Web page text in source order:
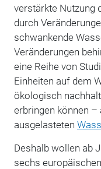
verstärkte Nutzung
durch
schwankende
Veränderungen
eine Reihe von
Einheiten auf dem
ökologisch
erbringen können
ausgelasteten
Deshalb wollen ab
sechs